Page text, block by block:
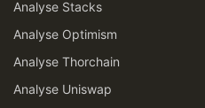
Analyse Stacks
Analyse Optimism
Analyse Thorchain
Analyse Uniswap